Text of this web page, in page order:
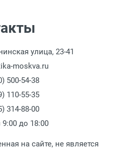
товара производится
на пункте
на расчетный счет.
с 11:00 до 15:00, в
г. Москва,
17, корпус 1,
(499) 110-55-35.
поступает в пункт
связывается с
о поступлении
улица, 23-41
moskva.ru
500-54-38
110-55-35
314-88-00
до 18:00
на сайте, не является